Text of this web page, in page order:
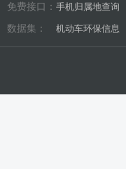
免费接口： 手机归属地查询
数据集： 机动车环保信息